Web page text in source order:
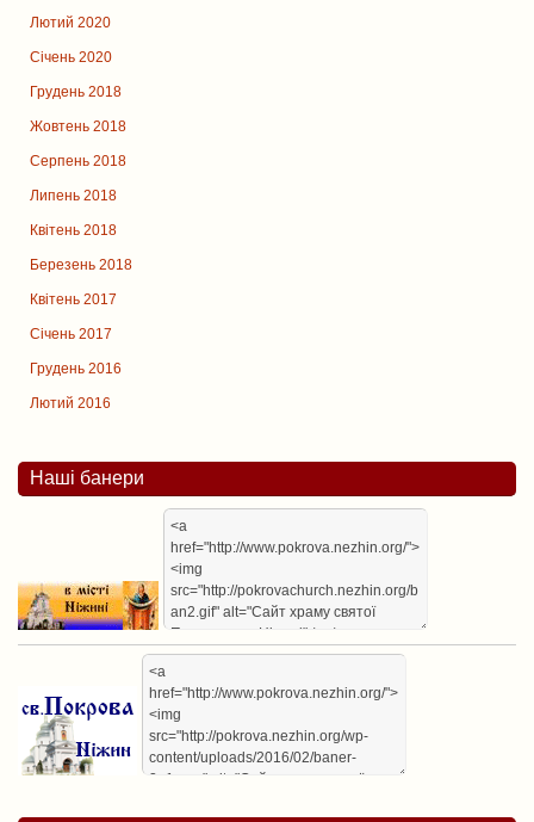
Лютий 2020
Січень 2020
Грудень 2018
Жовтень 2018
Серпень 2018
Липень 2018
Квітень 2018
Березень 2018
Квітень 2017
Січень 2017
Грудень 2016
Лютий 2016
Наші банери